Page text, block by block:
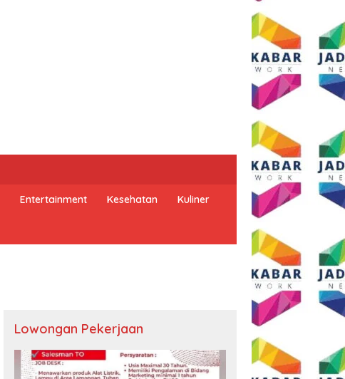
Entertainment Kesehatan Kuliner
Lowongan Pekerjaan